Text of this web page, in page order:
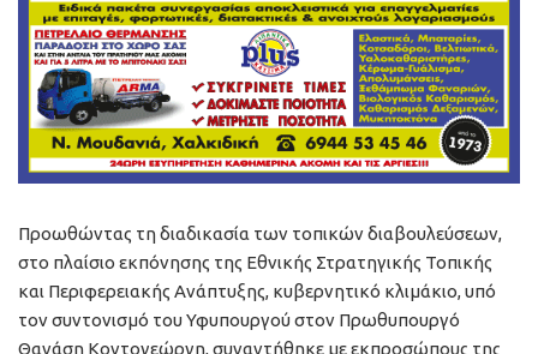
Προωθώντας τη διαδικασία των τοπικών διαβουλεύσεων,
στο πλαίσιο εκπόνησης της Εθνικής Στρατηγικής Τοπικής
και Περιφερειακής Ανάπτυξης, κυβερνητικό κλιμάκιο, υπό
τον συντονισμό του Υφυπουργού στον Πρωθυπουργό
Θανάση Κοντογεώργη, συναντήθηκε με εκπροσώπους της